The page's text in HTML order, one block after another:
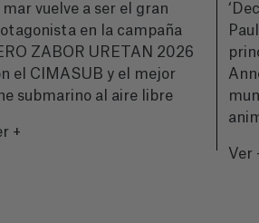
mar vuelve a ser el gran
en la campaña
ZABOR URETAN 2026
el CIMASUB y el mejor
submarino al aire libre
+
Ver